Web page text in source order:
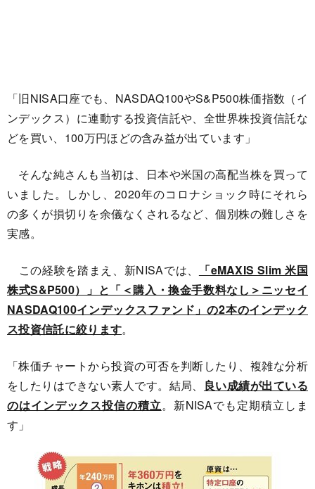
「旧NISA口座でも、NASDAQ100やS&P500株価指数（イ
ンデックス）に連動する投資信託や、全世界株投資信託な
どを買い、100万円ほどの含み益が出ています」
そんな純さんも当初は、日本や米国の高配当株を買って
いました。しかし、2020年のコロナショック時にそれら
の多くが損切りを余儀なくされるなど、個別株の難しさを
実感。
この経験を踏まえ、新NISAでは、
「eMAXIS Slim 米国
株式S&P500）」と「＜購入・換金手数料なし＞ニッセイ
NASDAQ100インデックスファンド」の2本のインデック
ス投資信託に絞ります。
「株価チャートから投資の可否を判断したり、複雑な分析
をしたりはできない素人です。結局、 良い成績が出ている
のはインデックス投信の積立。新NISAでも定期積立しま
す」